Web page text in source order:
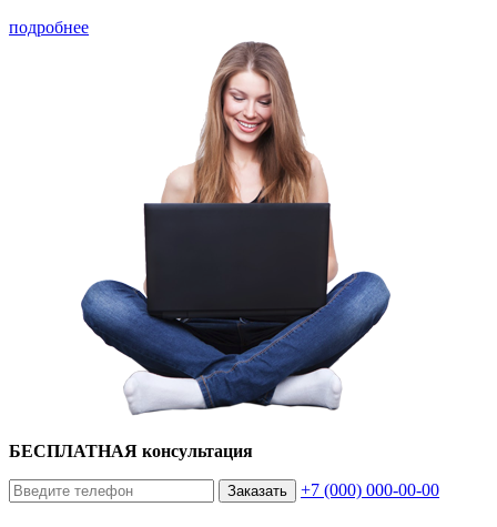
подробнее
БЕСПЛАТНАЯ консультация
Заказать +7 (000) 000-00-00